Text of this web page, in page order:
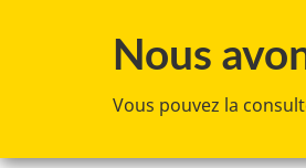
Nous
Vous pouvez la